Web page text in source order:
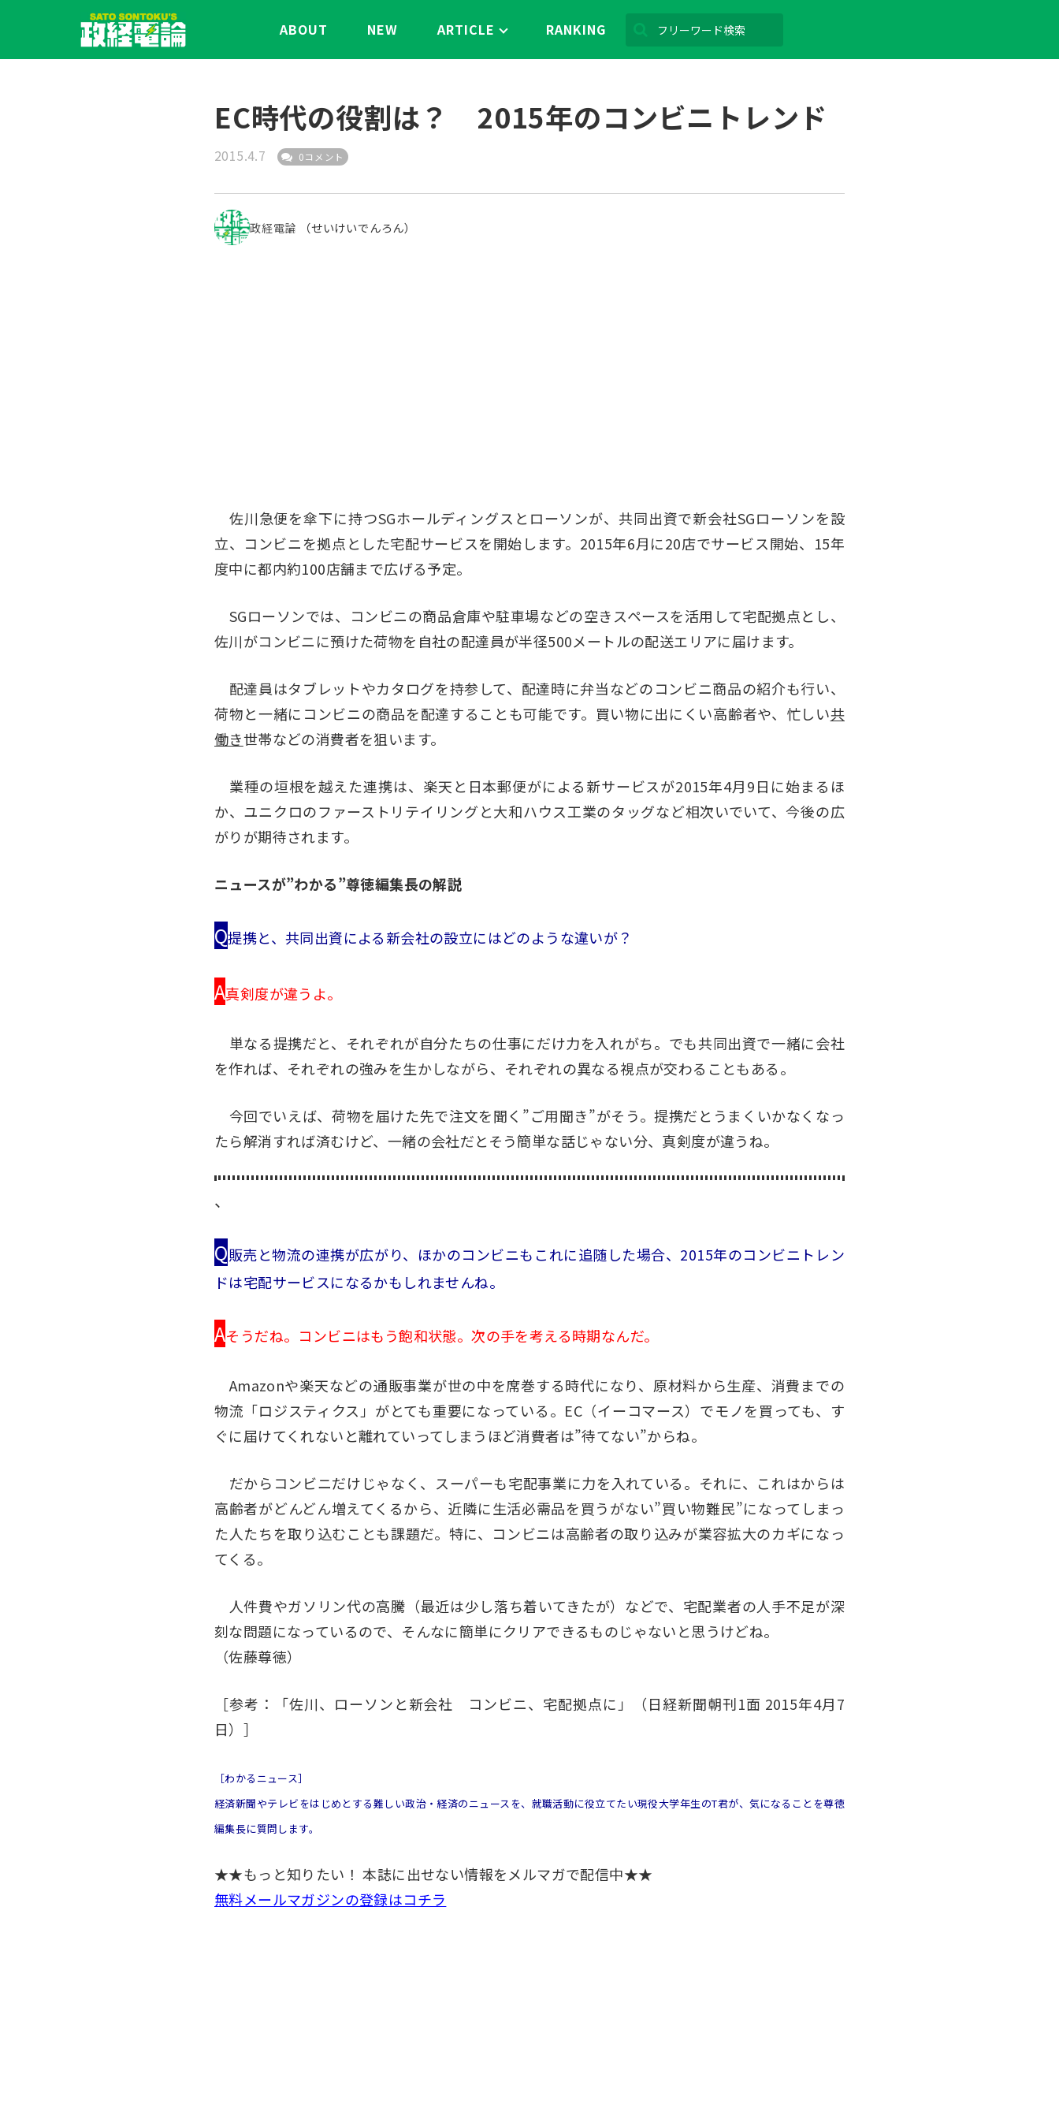
ABOUT NEW ARTICLE RANKING
EC時代の役割は？ 2015年のコンビニトレンド
2015.4.7 0コメント
政経電論 （せいけいでんろん）
佐川急便を傘下に持つSGホールディングスとローソンが、共同出資で新会社SGローソンを設
立、コンビニを拠点とした宅配サービスを開始します。2015年6月に20店でサービス開始、15年
度中に都内約100店舗まで広げる予定。
SGローソンでは、コンビニの商品倉庫や駐車場などの空きスペースを活用して宅配拠点とし、
佐川がコンビニに預けた荷物を自社の配達員が半径500メートルの配送エリアに届けます。
配達員はタブレットやカタログを持参して、配達時に弁当などのコンビニ商品の紹介も行い、
荷物と一緒にコンビニの商品を配達することも可能です。買い物に出にくい高齢者や、忙しい共
働き世帯などの消費者を狙います。
業種の垣根を越えた連携は、楽天と日本郵便がによる新サービスが2015年4月9日に始まるほ
か、ユニクロのファーストリテイリングと大和ハウス工業のタッグなど相次いでいて、今後の広
がりが期待されます。
ニュースが”わかる”尊徳編集長の解説
Q提携と、共同出資による新会社の設立にはどのような違いが？
A真剣度が違うよ。
単なる提携だと、それぞれが自分たちの仕事にだけ力を入れがち。でも共同出資で一緒に会社
を作れば、それぞれの強みを生かしながら、それぞれの異なる視点が交わることもある。
今回でいえば、荷物を届けた先で注文を聞く”ご用聞き”がそう。提携だとうまくいかなくなっ
たら解消すれば済むけど、一緒の会社だとそう簡単な話じゃない分、真剣度が違うね。
、
Q販売と物流の連携が広がり、ほかのコンビニもこれに追随した場合、2015年のコンビニトレン
ドは宅配サービスになるかもしれませんね。
Aそうだね。コンビニはもう飽和状態。次の手を考える時期なんだ。
Amazonや楽天などの通販事業が世の中を席巻する時代になり、原材料から生産、消費までの
物流「ロジスティクス」がとても重要になっている。EC（イーコマース）でモノを買っても、す
ぐに届けてくれないと離れていってしまうほど消費者は”待てない”からね。
だからコンビニだけじゃなく、スーパーも宅配事業に力を入れている。それに、これはからは
高齢者がどんどん増えてくるから、近隣に生活必需品を買うがない”買い物難民”になってしまっ
た人たちを取り込むことも課題だ。特に、コンビニは高齢者の取り込みが業容拡大のカギになっ
てくる。
人件費やガソリン代の高騰（最近は少し落ち着いてきたが）などで、宅配業者の人手不足が深
刻な問題になっているので、そんなに簡単にクリアできるものじゃないと思うけどね。
（佐藤尊徳）
［参考：「佐川、ローソンと新会社 コンビニ、宅配拠点に」（日経新聞朝刊1面 2015年4月7
日）］
［わかるニュース］
経済新聞やテレビをはじめとする難しい政治・経済のニュースを、就職活動に役立てたい現役大学年生のT君が、気になることを尊徳
編集長に質問します。
★★もっと知りたい！ 本誌に出せない情報をメルマガで配信中★★
無料メールマガジンの登録はコチラ